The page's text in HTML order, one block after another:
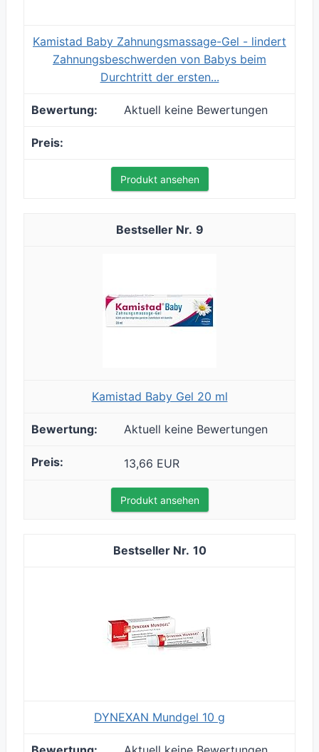
Kamistad Baby Zahnungsmassage-Gel - lindert
Zahnungsbeschwerden von Babys beim
Durchtritt der ersten...
Aktuell keine Bewertungen
Produkt ansehen
9
Kamistad Baby Gel 20 ml
Aktuell keine Bewertungen
13,66 EUR
Produkt ansehen
10
DYNEXAN Mundgel 10 g